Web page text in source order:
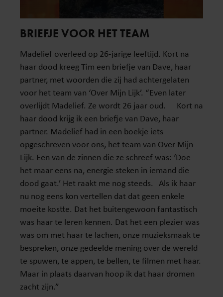
BRIEFJE VOOR HET TEAM
Madelief overleed op 26-jarige leeftijd. Kort na
haar dood kreeg Tim een briefje van Dave, haar
partner, met woorden die zij had achtergelaten
voor het team van ‘Over Mijn Lijk’. “Even later
overlijdt Madelief. Ze wordt 26 jaar oud. Kort na
haar dood krijg ik een briefje van Dave, haar
partner. Madelief had in een boekje iets
opgeschreven voor ons, het team van Over Mijn
Lijk. Een van de zinnen die ze schreef was: ‘Doe
het maar eens na, energie steken in iemand die
dood gaat.’ Het raakt me nog steeds. Als ik haar
nu nog eens kon vertellen dat dat geen enkele
moeite kostte. Dat het buitengewoon fantastisch
was haar te leren kennen. Dat het een plezier was
was om met haar te lachen, onze muzieksmaak te
bespreken, onze gedeelde mening over de wereld
te spuwen, te appen, te bellen, te filmen met haar.
Maar in plaats daarvan hoop ik dat haar dromen
zacht zijn.”